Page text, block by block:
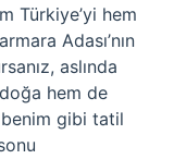
Türkiye’yi hem
Adası’nın
aslında
hem de
gibi tatil